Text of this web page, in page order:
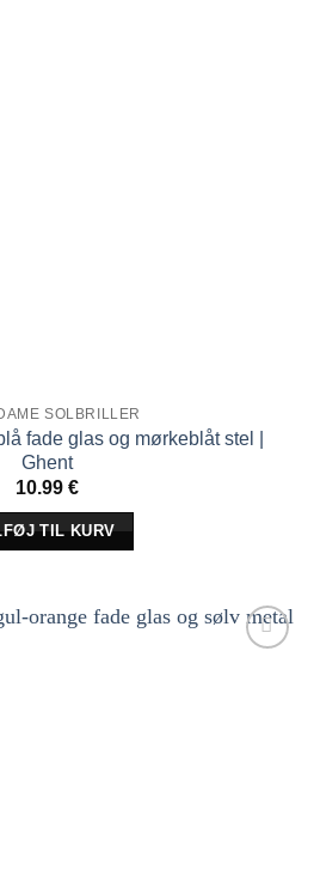
SOLBRILLER
fade glas og mørkeblåt stel |
Ghent
10.99 €
TIL KURV